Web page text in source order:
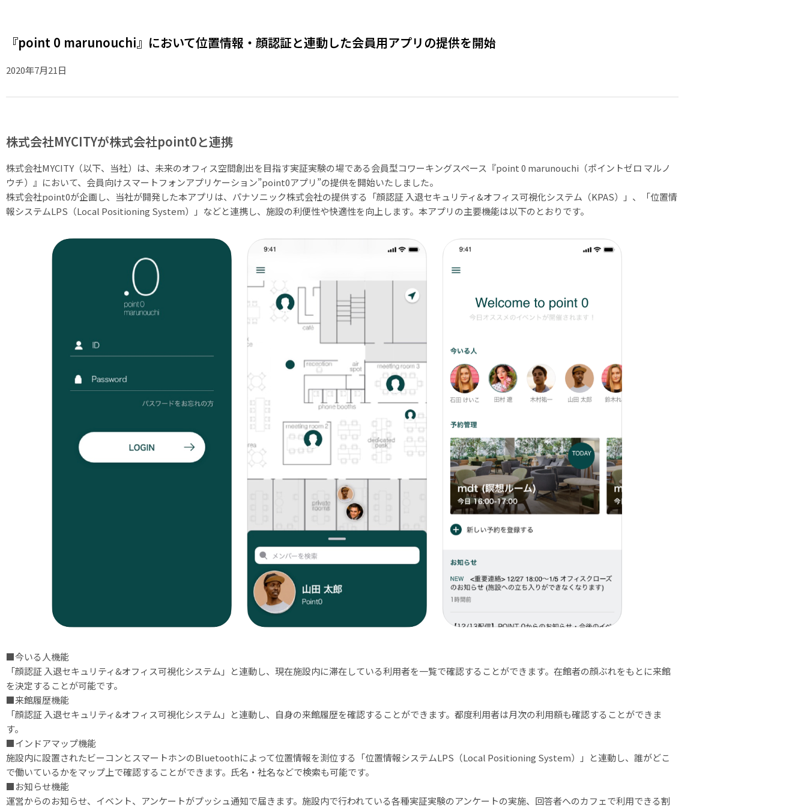
『point 0 marunouchi』において位置情報・顔認証と連動した会員用アプリの提供を開始
2020年7月21日
株式会社MYCITYが株式会社point0と連携
株式会社MYCITY（以下、当社）は、未来のオフィス空間創出を目指す実証実験の場である会員型コワーキングスペース『point 0 marunouchi（ポイントゼロ マルノ
ウチ）』において、会員向けスマートフォンアプリケーション”point0アプリ”の提供を開始いたしました。
株式会社point0が企画し、当社が開発した本アプリは、パナソニック株式会社の提供する「顔認証 入退セキュリティ&オフィス可視化システム（KPAS）」、「位置情
報システムLPS（Local Positioning System）」などと連携し、施設の利便性や快適性を向上します。本アプリの主要機能は以下のとおりです。
■今いる人機能
「顔認証 入退セキュリティ&オフィス可視化システム」と連動し、現在施設内に滞在している利用者を一覧で確認することができます。在館者の顔ぶれをもとに来館
を決定することが可能です。
■来館履歴機能
「顔認証 入退セキュリティ&オフィス可視化システム」と連動し、自身の来館履歴を確認することができます。都度利用者は月次の利用額も確認することができま
す。
■インドアマップ機能
施設内に設置されたビーコンとスマートホンのBluetoothによって位置情報を測位する「位置情報システムLPS（Local Positioning System）」と連動し、誰がどこ
で働いているかをマップ上で確認することができます。氏名・社名などで検索も可能です。
■お知らせ機能
運営からのお知らせ、イベント、アンケートがプッシュ通知で届きます。施設内で行われている各種実証実験のアンケートの実施、回答者へのカフェで利用できる割